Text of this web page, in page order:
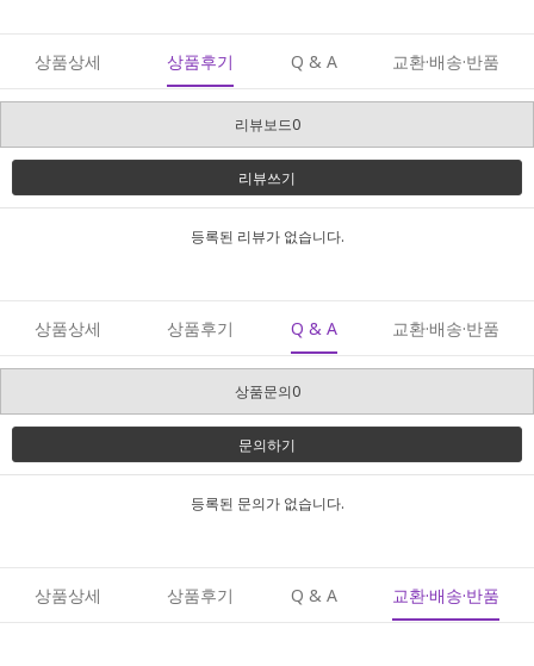
상품상세 상품후기 Q & A 교환·배송·반품
리뷰보드0
리뷰쓰기
등록된 리뷰가 없습니다.
상품상세 상품후기 Q & A 교환·배송·반품
상품문의0
문의하기
등록된 문의가 없습니다.
상품상세 상품후기 Q & A 교환·배송·반품